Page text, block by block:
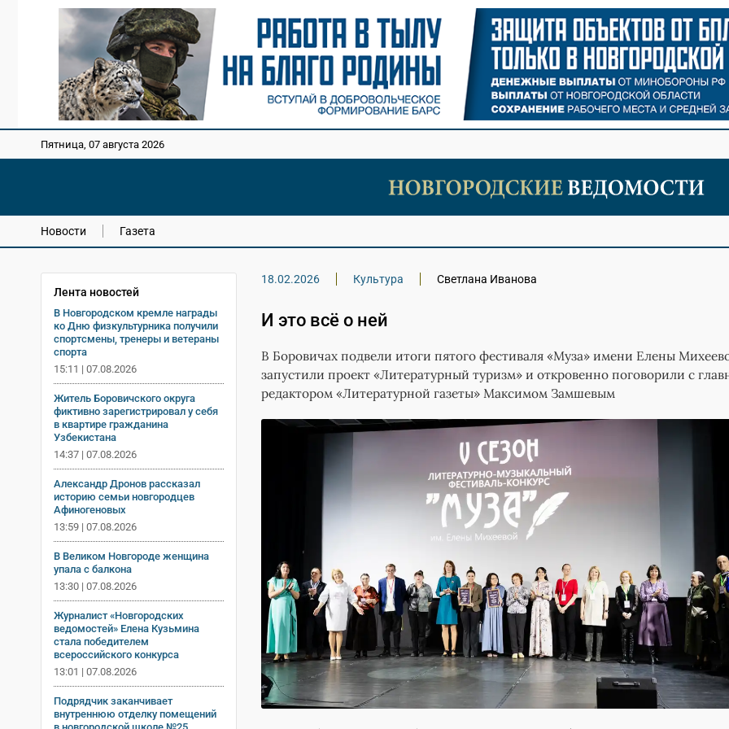
Пятница, 07 августа 2026
Новости Газета
Лента новостей
В Новгородском кремле награды
ко Дню физкультурника получили
спортсмены, тренеры и ветераны
спорта
15:11 | 07.08.2026
Житель Боровичского округа
фиктивно зарегистрировал у себя
в квартире гражданина
Узбекистана
14:37 | 07.08.2026
Александр Дронов рассказал
историю семьи новгородцев
Афиногеновых
13:59 | 07.08.2026
В Великом Новгороде женщина
упала с балкона
13:30 | 07.08.2026
Журналист «Новгородских
ведомостей» Елена Кузьмина
стала победителем
всероссийского конкурса
13:01 | 07.08.2026
Подрядчик заканчивает
внутреннюю отделку помещений
18.02.2026 Культура Светлана Иванова
И это всё о ней
В Боровичах подвели итоги пятого фестиваля «Муза» имени Елены
запустили проект «Литературный туризм» и откровенно поговорили с
редактором «Литературной газеты» Максимом Замшевым